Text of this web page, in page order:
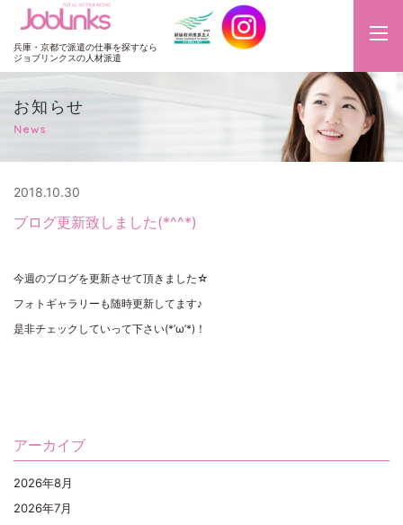
JobLinks
兵庫・京都で派遣の仕事を探すなら
ジョブリンクスの人材派遣
お知らせ
News
2018.10.30
ブログ更新致しました(*^^*)
今週のブログを更新させて頂きました☆
フォトギャラリーも随時更新してます♪
是非チェックしていって下さい(*’ω’*)！
アーカイブ
2026年8月
2026年7月